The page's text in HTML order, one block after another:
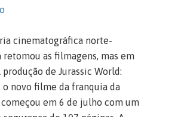
cinematográfica norte-
retomou as filmagens, mas em
produção de Jurassic World:
o novo filme da franquia da
em 6 de julho com um